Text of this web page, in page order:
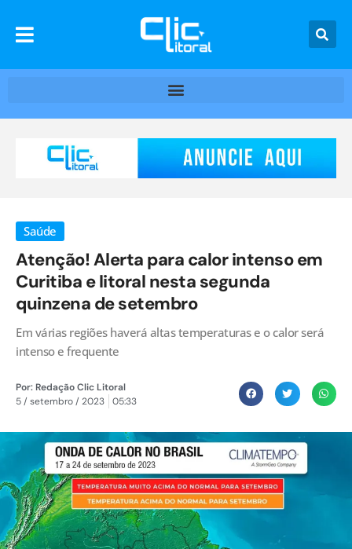
Saúde
Atenção! Alerta para calor intenso em
Curitiba e litoral nesta segunda
quinzena de setembro
Em várias regiões haverá altas temperaturas e o calor será
intenso e frequente
Por:Redação Clic Litoral
5 / setembro / 2023
05:33